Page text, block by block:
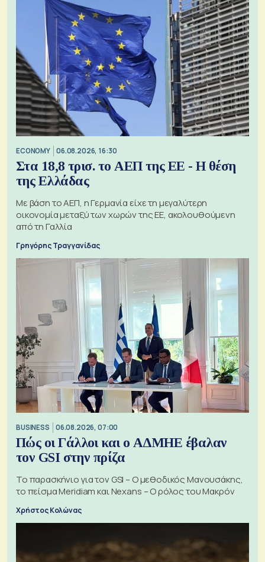
ECONOMY 06.08.2026, 16:30
Στα 18,8 τρισ. το ΑΕΠ της ΕΕ - Η θέση
της Ελλάδας
Με βάση το ΑΕΠ, η Γερμανία είχε τη μεγαλύτερη
οικονομία μεταξύ των χωρών της ΕΕ, ακολουθούμενη
από τη Γαλλία
Γρηγόρης Τραγγανίδας
BUSINESS 06.08.2026, 07:00
Πώς οι Γάλλοι και ο ΑΔΜΗΕ έβαλαν
τον GSI στην πρίζα
Το παρασκήνιο για τον GSI – Ο μεθοδικός Μανουσάκης,
το πείσμα Meridiam και Nexans – Ο ρόλος του Μακρόν
Χρήστος Κολώνας